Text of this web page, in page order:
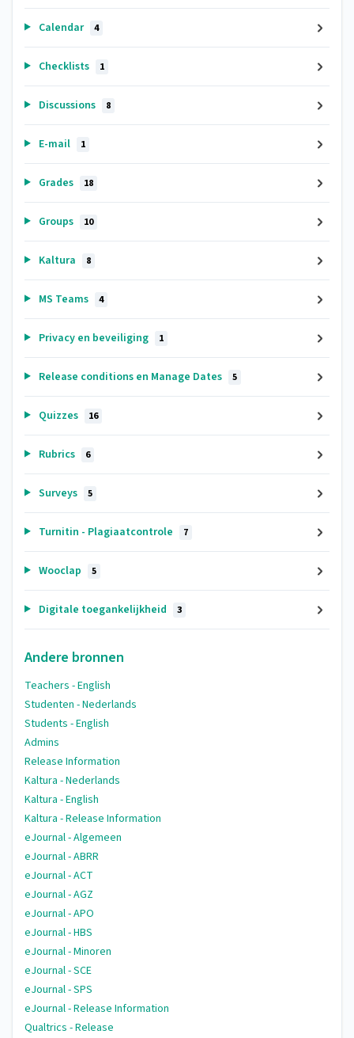
Calendar 4
Checklists 1
Discussions 8
E-mail 1
Grades 18
Groups 10
Kaltura 8
MS Teams 4
Privacy en beveiliging 1
Release conditions en Manage Dates 5
Quizzes 16
Rubrics 6
Surveys 5
Turnitin - Plagiaatcontrole 7
Wooclap 5
Digitale toegankelijkheid 3
Andere bronnen
Teachers - English
Studenten - Nederlands
Students - English
Admins
Release Information
Kaltura - Nederlands
Kaltura - English
Kaltura - Release Information
eJournal - Algemeen
eJournal - ABRR
eJournal - ACT
eJournal - AGZ
eJournal - APO
eJournal - HBS
eJournal - Minoren
eJournal - SCE
eJournal - SPS
eJournal - Release Information
Qualtrics - Release